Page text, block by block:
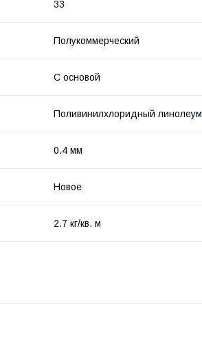
33
Полукоммерческий
С основой
Поливинилхлоридный линолеум
0.4 мм
Новое
2.7 кг/кв. м